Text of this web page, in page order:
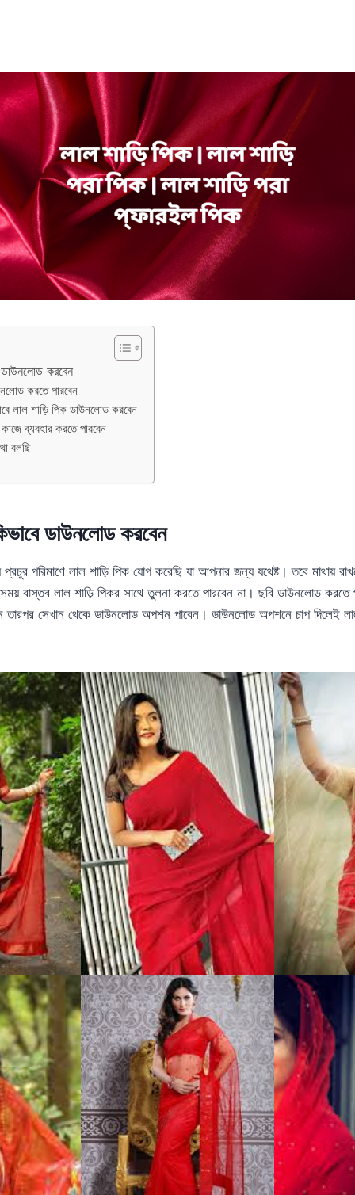
ডাউনলোড করবেন
করতে পারবেন
লাল শাড়ি পিক ডাউনলোড করবেন
ব্যবহার করতে পারবেন
বলছি
ডাউনলোড করবেন
পরিমাণে লাল শাড়ি পিক যোগ করেছি যা আপনার জন্য যথেষ্ট। তবে মাথায়
বাস্তব লাল শাড়ি পিকর সাথে তুলনা করতে পারবেন না। ছবি ডাউনলোড
তারপর সেখান থেকে ডাউনলোড অপশন পাবেন। ডাউনলোড অপশনে চাপ দিলেই